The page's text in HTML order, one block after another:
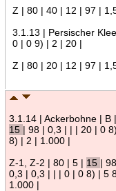
Z | 80 | 40 | 12 | 97 |
3.1.13 | Persischer
0 | 0 9) | 2 | 20 |
Z | 80 | 20 | 12 | 97 |
3.1.14 | Ackerbohne | B |
15 | 98 | 0,3 | | | 20 | 0
8) | 2 | 1.000 |
Z-1, Z-2 | 80 | 5 | 15 |
0,3 | 0,3 | | | 0 | 0 8) | 5
1.000 |